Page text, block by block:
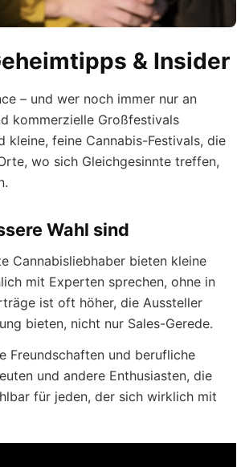
& Insider
– und wer noch immer nur an
kommerzielle Großfestivals
kleine, feine Cannabis-Festivals, die
wo sich Gleichgesinnte treffen,
Wahl sind
Cannabisliebhaber bieten kleine
mit Experten sprechen, ohne in
ist oft höher, die Aussteller
bieten, nicht nur Sales-Gerede.
Freundschaften und berufliche
und andere Enthusiasten, die
für jeden, der sich wirklich mit